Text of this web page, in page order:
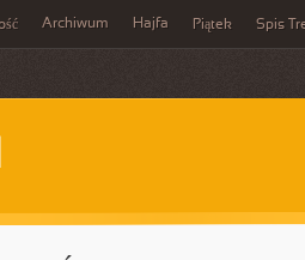
Archiwum Hajfa Piątek Spis